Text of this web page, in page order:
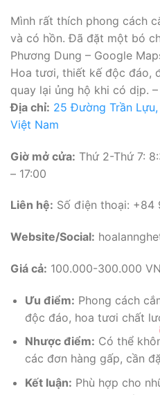
Mình rất thích phong cách
và có hồn. Đã đặt một bó
Phương Dung – Google
Hoa tươi, thiết kế độc đáo,
quay lại ủng hộ khi có dịp.
Địa chỉ: 25 Đường Trần Lựu,
Việt Nam
Giờ mở cửa: Thứ 2-Thứ 7:
– 17:00
Liên hệ: Số điện thoại: +84
Website/Social:
Giá cả: 100.000-300.000
Ưu điểm: Phong cách
độc đáo, hoa tươi chất
Nhược điểm: Có thể
các đơn hàng gấp, cần
Kết luận: Phù hợp cho